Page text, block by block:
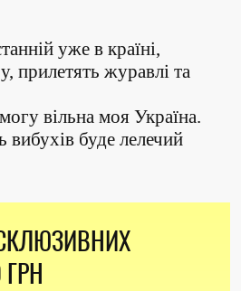
уже в країні,
прилетять журавлі та
вільна моя Україна.
вибухів буде лелечий
ГРН